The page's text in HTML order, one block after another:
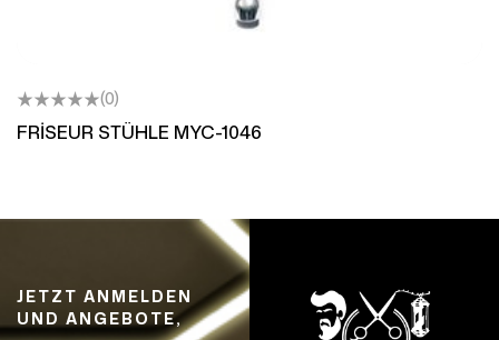
(0)
FRİSEUR STÜHLE MYC-1046
JETZT ANMELDEN
UND ANGEBOTE,